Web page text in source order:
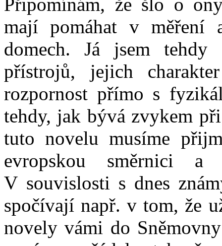
mají pomáhat v měření
domech. Já jsem tehdy
přístrojů, jejich
rozpornost přímo s
tehdy, jak bývá zvykem
tuto novelu musíme
evropskou směrnici a
V souvislosti s dnes
spočívají např. v tom, že
novely vámi do